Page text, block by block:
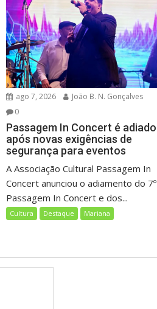
ago 7, 2026
João B. N. Gonçalves
0
Passagem In Concert é adiado
após novas exigências de
segurança para eventos
A Associação Cultural Passagem In
Concert anunciou o adiamento do 7º
Passagem In Concert e dos...
Cultura Destaque Mariana